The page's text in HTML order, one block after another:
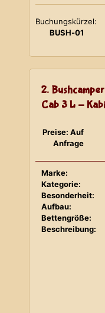
Buchungskürzel:
BUSH-01
2.
Cab 3 L -
Preise: Auf
Anfrage
Marke:
Kategorie:
Besonderheit:
Aufbau:
Bettengröße:
Beschreibung: